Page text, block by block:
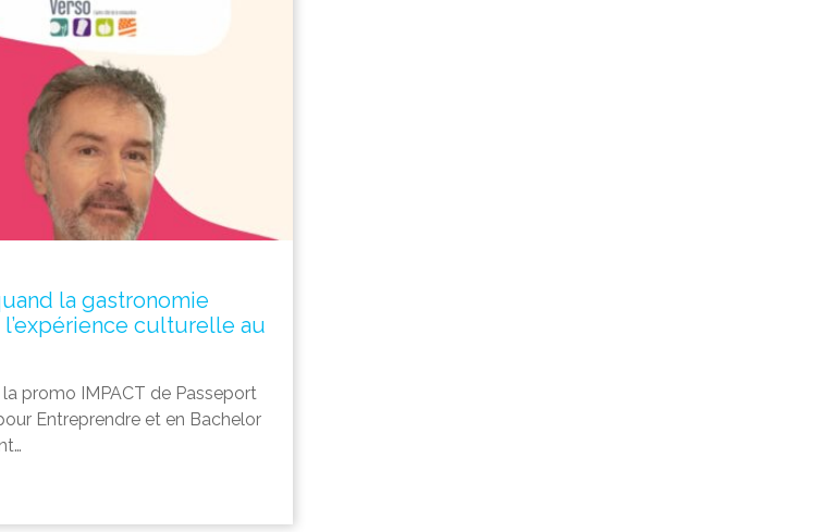
la gastronomie
culturelle au
promo IMPACT de Passeport
Entreprendre et en Bachelor